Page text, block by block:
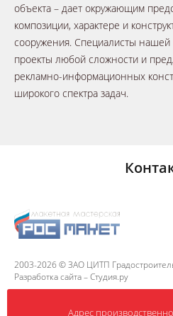
объекта – дает окружающим
композиции, характере и
сооружения. Специалисты нашей
проекты любой сложности и
рекламно-информационных
широкого спектра задач.
Адрес
2003-2026 © ЗАО ЦИТП
Разработка сайта – Студия.ру